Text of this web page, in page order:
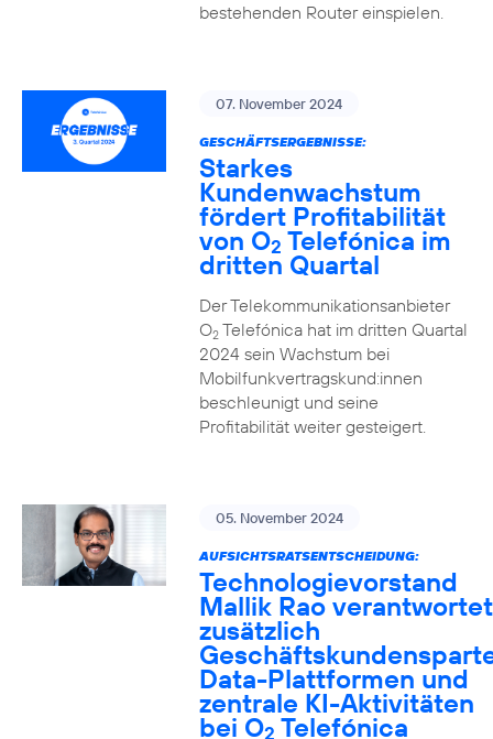
bestehenden Router einspielen.
07. November 2024
GESCHÄFTSERGEBNISSE:
Starkes
Kundenwachstum
fördert Profitabilität
von O2 Telefónica im
dritten Quartal
Der Telekommunikationsanbieter
O2Telefónica hat im dritten Quartal
2024 sein Wachstum bei
Mobilfunkvertragskund:innen
beschleunigt und seine
Profitabilität weiter gesteigert.
05. November 2024
AUFSICHTSRATSENTSCHEIDUNG:
Technologievorstand
Mallik Rao verantwortet
zusätzlich
Data-Plattformen und
zentrale KI-Aktivitäten
bei O2 Telefónica